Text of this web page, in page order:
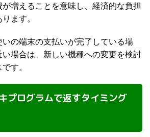
増えることを意味し、経済的な負担
ます。
の端末の支払いが完了している場
場合は、新しい機種への変更を検討
す。
プログラムで返すタイミング